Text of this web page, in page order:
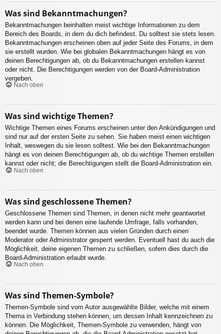
Was sind Bekanntmachungen?
Bekanntmachungen beinhalten meist wichtige Informationen zu dem
Bereich des Boards, in dem du dich befindest. Du solltest sie stets lesen.
Bekanntmachungen erscheinen oben auf jeder Seite des Forums, in dem
sie erstellt wurden. Wie bei globalen Bekanntmachungen hängt es von
deinen Berechtigungen ab, ob du Bekanntmachungen erstellen kannst
oder nicht. Die Berechtigungen werden von der Board-Administration
vergeben.
Nach oben
Was sind wichtige Themen?
Wichtige Themen eines Forums erscheinen unter den Ankündigungen und
sind nur auf der ersten Seite zu sehen. Sie haben meist einen wichtigen
Inhalt, weswegen du sie lesen solltest. Wie bei den Bekanntmachungen
hängt es von deinen Berechtigungen ab, ob du wichtige Themen erstellen
kannst oder nicht; die Berechtigungen stellt die Board-Administration ein.
Nach oben
Was sind geschlossene Themen?
Geschlossene Themen sind Themen, in denen nicht mehr geantwortet
werden kann und bei denen eine laufende Umfrage, falls vorhanden,
beendet wurde. Themen können aus vielen Gründen durch einen
Moderator oder Administrator gesperrt werden. Eventuell hast du auch die
Möglichkeit, deine eigenen Themen zu schließen, sofern dies durch die
Board-Administration erlaubt wurde.
Nach oben
Was sind Themen-Symbole?
Themen-Symbole sind vom Autor ausgewählte Bilder, welche mit einem
Thema in Verbindung stehen können, um dessen Inhalt kennzeichnen zu
können. Die Möglichkeit, Themen-Symbole zu verwenden, hängt von